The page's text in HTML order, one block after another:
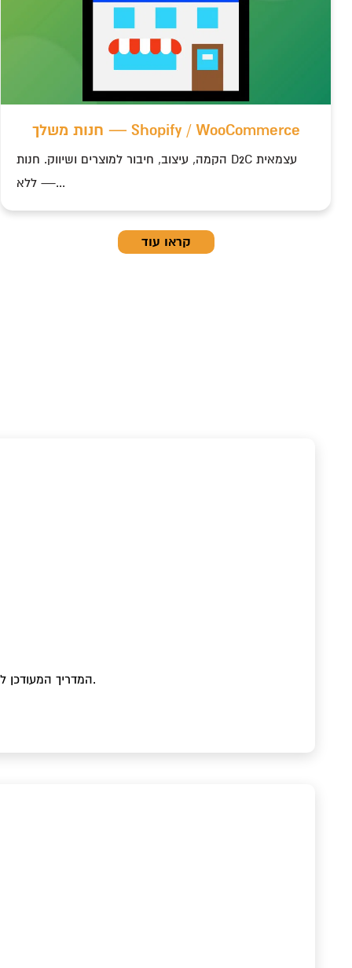
חנות משלך — Shopify / WooCommerce
הקמה, עיצוב, חיבור למוצרים ושיווק. חנות D2C עצמאית
— ללא...
קראו עוד
המדריך המעודכן ל-2026: מסמכים נדרשים, תהליך ההרשמה, טיפים להימנעות מדחייה, תרגום נוטריוני וחיבור כרטיס אשראי בינלאומי.